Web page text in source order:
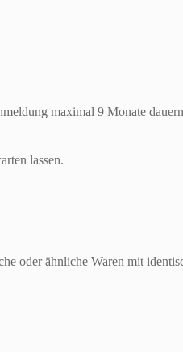
maximal 9 Monate
lassen.
oder ähnliche Waren mit